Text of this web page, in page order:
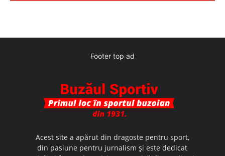
Footer top ad
Acest site a apărut din dragoste pentru sport,
din pasiune pentru jurnalism şi este dedicat